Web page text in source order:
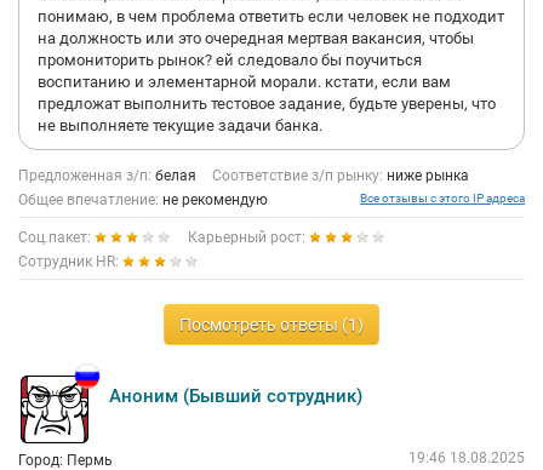
понимаю, в чем проблема ответить если человек не подходит
на должность или это очередная мертвая вакансия, чтобы
промониторить рынок? ей следовало бы поучиться
воспитанию и элементарной морали. кстати, если вам
предложат выполнить тестовое задание, будьте уверены, что
не выполняете текущие задачи банка.
Предложенная з/п: белая Соответствие з/п рынку: ниже рынка
Общее впечатление: не рекомендую Все отзывы с этого IP адреса
Соц.пакет:
Карьерный рост:
Сотрудник HR:
Посмотреть ответы (1)
Аноним (Бывший сотрудник)
Город: Пермь 19:46 18.08.2025